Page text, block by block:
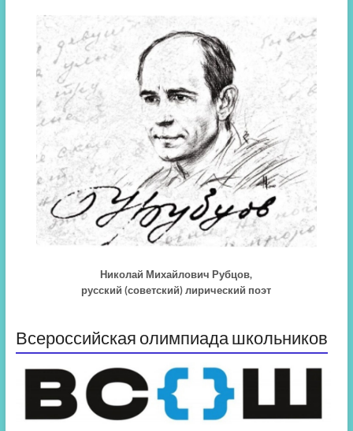
Николай Михайлович Рубцов,
русский (советский) лирический поэт
Всероссийская олимпиада школьников